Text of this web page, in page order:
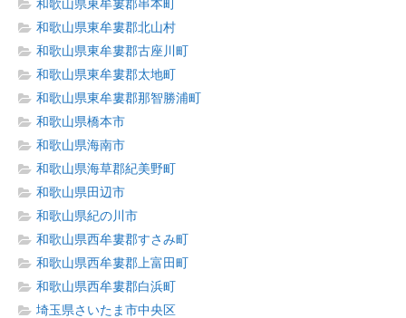
和歌山県東牟婁郡串本町
和歌山県東牟婁郡北山村
和歌山県東牟婁郡古座川町
和歌山県東牟婁郡太地町
和歌山県東牟婁郡那智勝浦町
和歌山県橋本市
和歌山県海南市
和歌山県海草郡紀美野町
和歌山県田辺市
和歌山県紀の川市
和歌山県西牟婁郡すさみ町
和歌山県西牟婁郡上富田町
和歌山県西牟婁郡白浜町
埼玉県さいたま市中央区